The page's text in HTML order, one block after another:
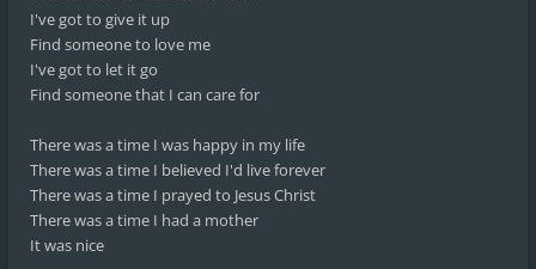
I've got to give it up
Find someone to love me
I've got to let it go
Find someone that I can care for
There was a time I was happy in my life
There was a time I believed I'd live forever
There was a time I prayed to Jesus Christ
There was a time I had a mother
It was nice